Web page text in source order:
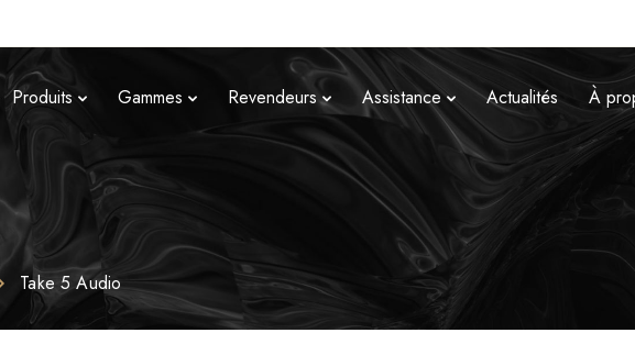
Produits Gammes Revendeurs Assistance Actualités À
Take 5 Audio